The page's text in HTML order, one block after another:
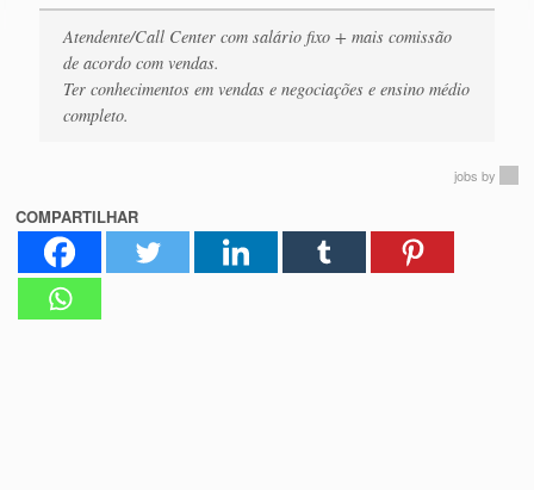
Atendente/Call Center com salário fixo + mais comissão
de acordo com vendas.
Ter conhecimentos em vendas e negociações e ensino médio
completo.
jobs by
COMPARTILHAR